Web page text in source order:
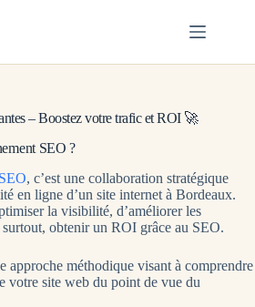
– Boostez votre trafic et ROI 🚀
SEO ?
, c’est une collaboration stratégique
en ligne d’un site internet à Bordeaux.
la visibilité, d’améliorer les
obtenir un ROI grâce au SEO.
approche méthodique visant à comprendre
votre site web du point de vue du